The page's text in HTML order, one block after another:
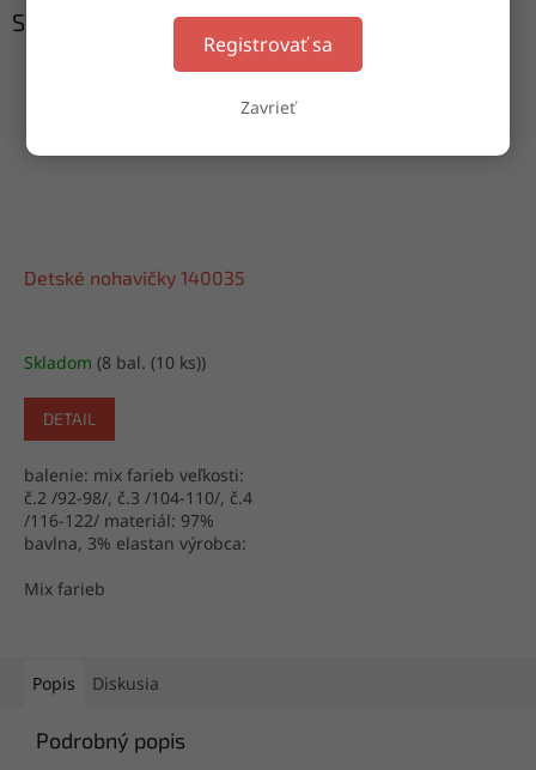
Registrovať sa
Zavrieť
Súvisiaci tovar
Detské nohavičky 140035
Skladom (8 bal. (10 ks))
DETAIL
balenie: mix farieb veľkosti:
č.2 /92-98/, č.3 /104-110/, č.4
/116-122/ materiál: 97%
bavlna, 3% elastan výrobca:
Mix farieb
Popis Diskusia
Podrobný popis